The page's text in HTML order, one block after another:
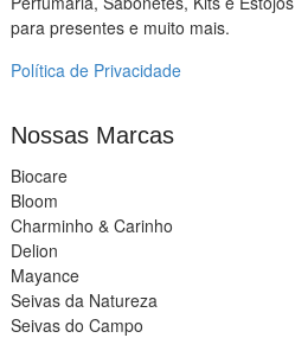
para presentes e muito mais.
Política de Privacidade
Nossas Marcas
Biocare
Bloom
Charminho & Carinho
Delion
Mayance
Seivas da Natureza
Seivas do Campo